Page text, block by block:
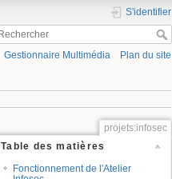
S'identifier
Gestionnaire Multimédia Plan du site
projets:infosec
Table des matières
Fonctionnement de l'Atelier